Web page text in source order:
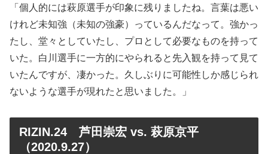
「個人的には萩原選手が印象に残りましたね。言葉は悪い
けれど未知強（未知の強豪）っているんだなって。強かっ
たし、堂々としていたし、プロとして必要なものを持って
いた。白川選手に一方的にやられると先入観を持って見て
いたんですが、凄かった。久しぶりに可能性しか感じられ
ないような選手が現れたと思いました。」
RIZIN.24 芦田崇宏 vs. 萩原京平
（2020.9.27）